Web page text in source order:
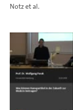
Notzet al.